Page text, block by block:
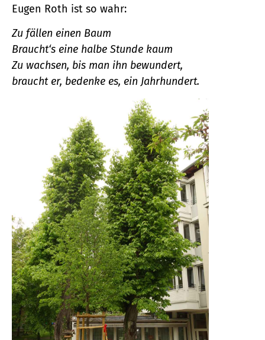
Eugen Roth ist so wahr:
Zu fällen einen Baum
Braucht‘s eine halbe Stunde kaum
Zu wachsen, bis man ihn bewundert,
braucht er, bedenke es, ein Jahrhundert.